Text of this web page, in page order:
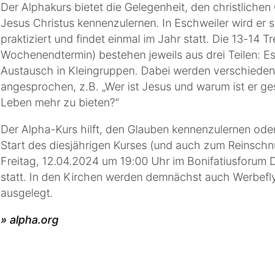
Der Alphakurs bietet die Gelegenheit, den christlichen
Jesus Christus kennenzulernen. In Eschweiler wird er
praktiziert und findet einmal im Jahr statt. Die 13-14
Wochenendtermin) bestehen jeweils aus drei Teilen:
Austausch in Kleingruppen. Dabei werden
angesprochen, z.B. „Wer ist Jesus und warum ist er
Leben mehr zu bieten?“
Der Alpha-Kurs hilft, den Glauben kennenzulernen
Start des diesjährigen Kurses (und auch zum
Freitag, 12.04.2024 um 19:00 Uhr im Bonifatiusforum
statt. In den Kirchen werden demnächst auch
ausgelegt.
» alpha.org